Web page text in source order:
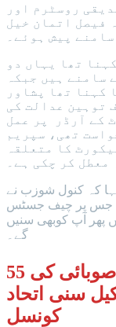
روسٹرم اور
فیصل اتمان خیل
پیش ہوئے۔
تھا یہاں دو
سامنے ہیں جبکہ
کہنا تھا پشاور
توہین عدالت کی
کے آرڈر پر عمل
تھی، سپریم
کا متعلقہ
معطل کر چکی ہے۔
کہ کنول شوزب نے
جس پر چیف جسٹس
پھر آپ کوبھی سنیں
گے۔
قومی اسمبلی کی 22 اور صوبائی کی 55
سنی اتحاد
کونسل